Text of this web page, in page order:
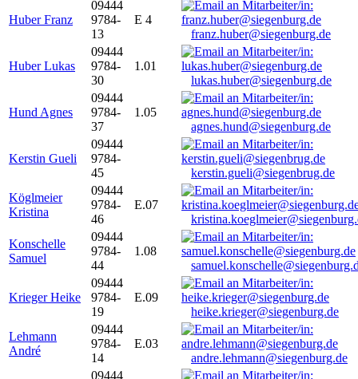
Huber Franz
09444
9784-
13
E 4
franz.huber@siegenburg.de
Huber Lukas
09444
9784-
30
1.01
lukas.huber@siegenburg.de
Hund Agnes
09444
9784-
37
1.05
agnes.hund@siegenburg.de
Kerstin Gueli
09444
9784-
45
kerstin.gueli@siegenbrug.de
Köglmeier
Kristina
09444
9784-
46
E.07
Konschelle
Samuel
09444
9784-
44
1.08
Krieger Heike
09444
9784-
19
E.09
heike.krieger@siegenburg.de
Lehmann
André
09444
9784-
14
E.03
andre.lehmann@siegenburg.de
09444